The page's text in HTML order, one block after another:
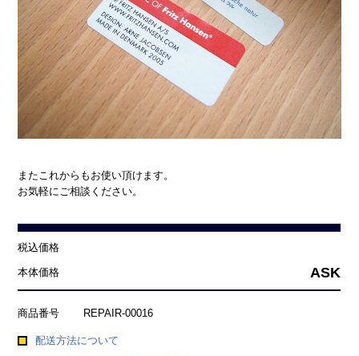
またこれからもお使い頂けます。
お気軽にご相談ください。
税込価格
本体価格 ASK
商品番号 REPAIR-00016
配送方法について